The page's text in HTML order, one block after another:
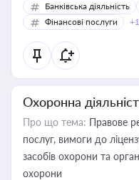
Банківська діяльність
Фінансові послуги
Охоронна
Про що тема: Правове
послуг, вимоги до
засобів охорони та
охорони